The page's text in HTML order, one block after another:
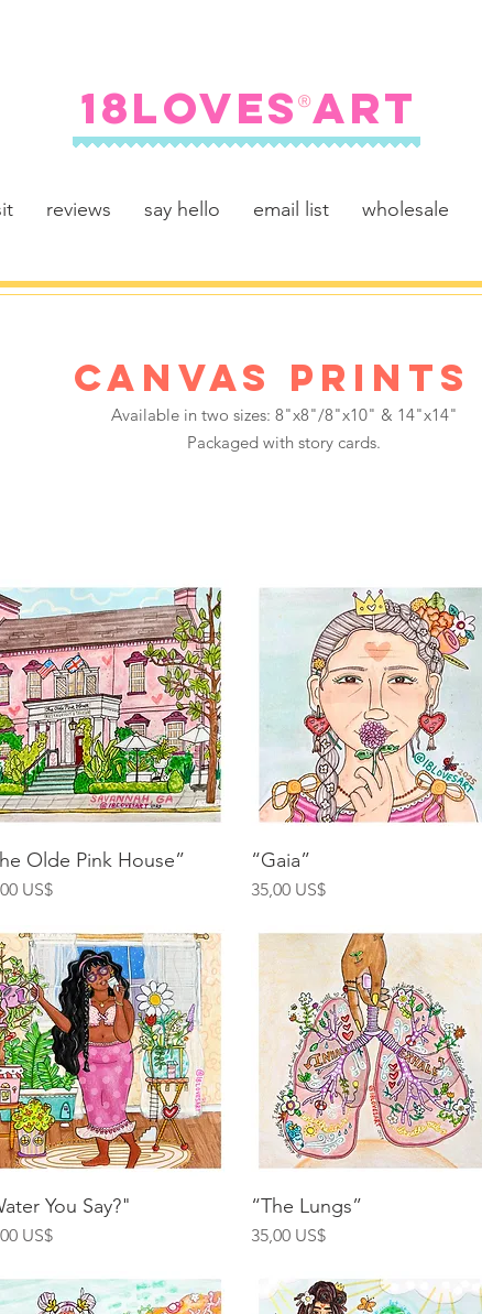
18LOVES ART
®
reviews say hello email list wholesale
canvas prints
Available in two sizes: 8"x8"/8"x10" & 14"x14"
Packaged with story cards.
Vista rápida
Olde Pink House”
US$
“Gaia”
Precio
35,00 US$
Vista rápida
You Say?"
US$
Vista rápida
“The Lungs”
Precio
35,00 US$